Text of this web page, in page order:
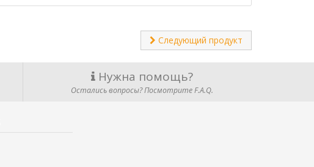
Следующий продукт
Нужна помощь?
Остались вопросы? Посмотрите F.A.Q.